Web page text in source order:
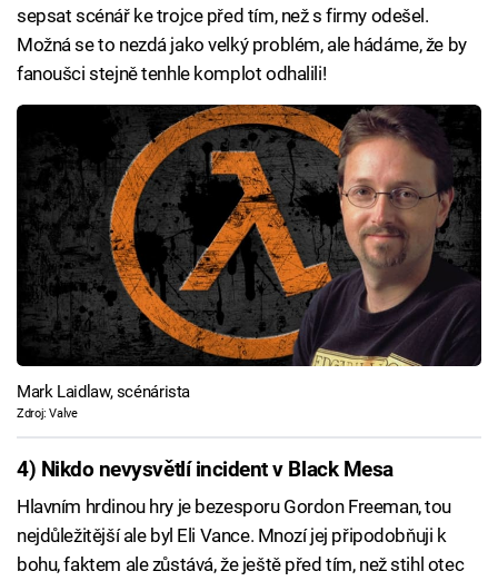
sepsat scénář ke trojce před tím, než s firmy odešel.
Možná se to nezdá jako velký problém, ale hádáme, že by
fanoušci stejně tenhle komplot odhalili!
Mark Laidlaw, scénárista
Zdroj: Valve
4) Nikdo nevysvětlí incident v Black Mesa
Hlavním hrdinou hry je bezesporu Gordon Freeman, tou
nejdůležitější ale byl Eli Vance. Mnozí jej připodobňuji k
bohu, faktem ale zůstává, že ještě před tím, než stihl otec